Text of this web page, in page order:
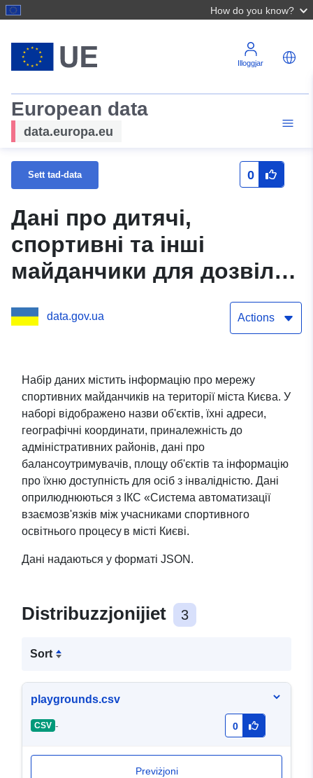
How do you know?
Illoggjar
European data
data.europa.eu
Sett tad-data 0
Дані про дитячі,
спортивні та інші
майданчики для дозвілля
перебувають у
data.gov.ua Actions
Набір даних містить інформацію про мережу
спортивних майданчиків на території міста Києва. У
наборі відображено назви об'єктів, їхні адреси,
географічні координати, приналежність до
адміністративних районів, дані про
балансоутримувачів, площу об'єктів та інформацію
про їхню доступність для осіб з інвалідністю. Дані
оприлюднюються з ІКС «Система автоматизації
взаємозв'язків між учасниками спортивного
освітнього процесу в місті Києві.
Дані надаються у форматі JSON.
Distribuzzjonijiet 3
Sort
playgrounds.csv
CSV - 0
Previżjoni